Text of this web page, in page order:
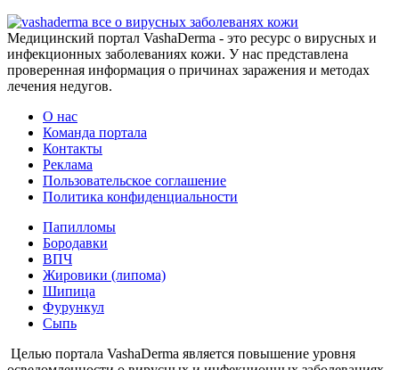
все о вирусных заболеванях кожи
Медицинский портал VashaDerma - это ресурс о вирусных и
инфекционных заболеваниях кожи. У нас представлена
проверенная информация о причинах заражения и методах
лечения недугов.
О нас
Команда портала
Контакты
Реклама
Пользовательское соглашение
Политика конфиденциальности
Папилломы
Бородавки
ВПЧ
Жировики (липома)
Шипица
Фурункул
Сыпь
Целью портала VashaDerma является повышение уровня